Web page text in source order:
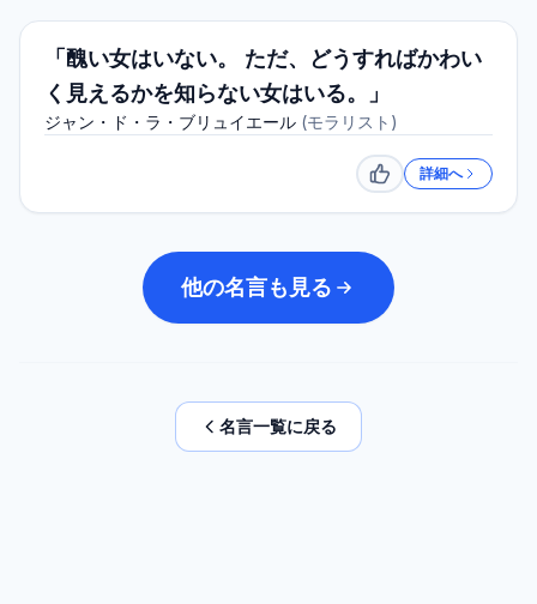
「醜い女はいない。 ただ、どうすればかわい
く見えるかを知らない女はいる。」
ジャン・ド・ラ・ブリュイエール (モラリスト )
いいね詳細へ
他の名言も見る
名言一覧に戻る